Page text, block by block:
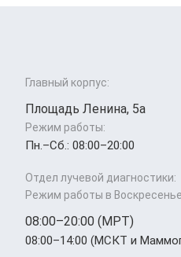
Главный корпус:
Площадь Ленина, 5а
Режим работы:
Пн.–Cб.: 08:00–20:00
Отдел лучевой диагностики:
Режим работы в
08:00–20:00 (МРТ)
08:00–14:00 (МСКТ и